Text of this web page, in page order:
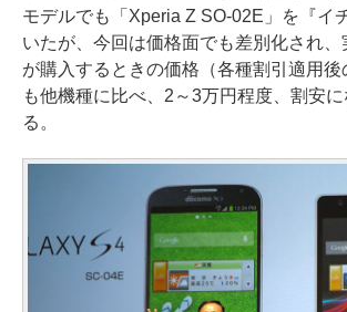
モデルでも「Xperia Z SO-02E」を『イ
いたが、今回は価格面でも差別化され、
が購入するときの価格（各種割引適用後
も他機種に比べ、2～3万円程度、割安
る。